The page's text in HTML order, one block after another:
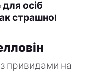
осіб
страшно!
привидами на